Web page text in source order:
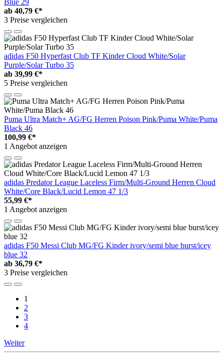
ab 40,79 €*
3 Preise vergleichen
adidas F50 Hyperfast Club TF Kinder Cloud White/Solar
Purple/Solar Turbo 35
ab 39,99 €*
5 Preise vergleichen
Puma Ultra Match+ AG/FG Herren Poison Pink/Puma White/Puma
Black 46
100,99 €*
1 Angebot anzeigen
adidas Predator League Laceless Firm/Multi-Ground Herren Cloud
White/Core Black/Lucid Lemon 47 1/3
55,99 €*
1 Angebot anzeigen
adidas F50 Messi Club MG/FG Kinder ivory/semi blue burst/icey
blue 32
ab 36,79 €*
3 Preise vergleichen
1
2
3
4
Weiter